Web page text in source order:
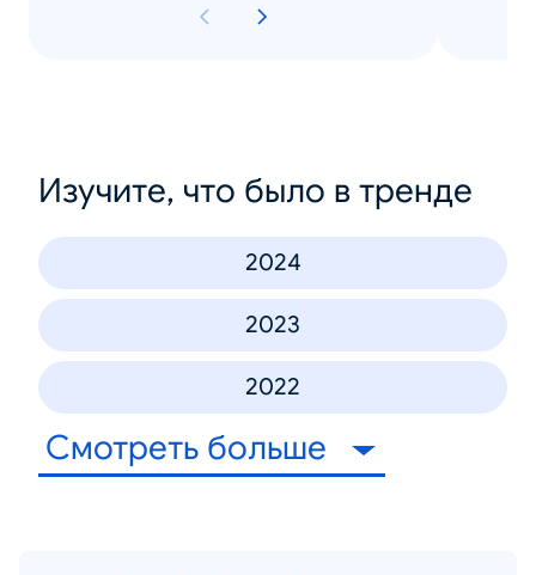
Изучите, что было в тренде
2024
2023
2022
Смотреть больше